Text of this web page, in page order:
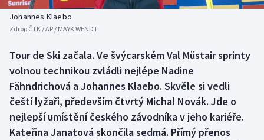
Biatlon
Box
Curling
Dostihy
Aplikace ČT sport
Johannes Klaebo
Zdroj: ČTK / AP / MAYK WENDT
Tour de Ski začala. Ve švýcarském Val Müstair sprinty
volnou technikou zvládli nejlépe Nadine
Fähndrichová a Johannes Klaebo. Skvěle si vedli
čeští lyžaři, především čtvrtý Michal Novák. Jde o
nejlepší umístění českého závodníka v jeho kariéře.
Kateřina Janatová skončila sedmá. Přímý přenos